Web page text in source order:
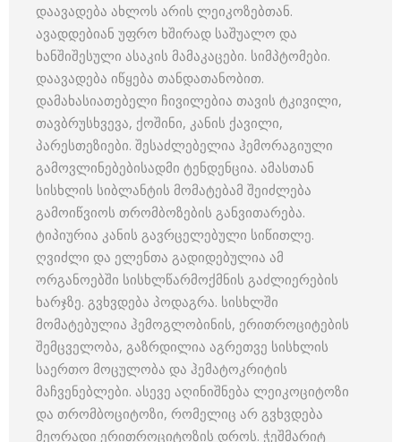
დაავადება ახლოს არის ლეიკოზებთან.
ავადდებიან უფრო ხშირად საშუალო და
ხანშიშესული ასაკის მამაკაცები. სიმპტომები.
დაავადება იწყება თანდათანობით.
დამახასიათებელი ჩივილებია თავის ტკივილი,
თავბრუსხვევა, ქოშინი, კანის ქავილი,
პარესთეზიები. შესაძლებელია ჰემორაგიული
გამოვლინებებისადმი ტენდენცია. ამასთან
სისხლის სიბლანტის მომატებამ შეიძლება
გამოიწვიოს თრომბოზების განვითარება.
ტიპიურია კანის გავრცელებული სიწითლე.
ღვიძლი და ელენთა გადიდებულია ამ
ორგანოებში სისხლწარმოქმნის გაძლიერების
ხარჯზე. გვხვდება პოდაგრა. სისხლში
მომატებულია ჰემოგლობინის, ერითროციტების
შემცველობა, გაზრდილია აგრეთვე სისხლის
საერთო მოცულობა და ჰემატოკრიტის
მაჩვენებლები. ასევე აღინიშნება ლეიკოციტოზი
და თრომბოციტოზი, რომელიც არ გვხვდება
მეორადი ერითროციტოზის დროს. ჭეშმარიტ